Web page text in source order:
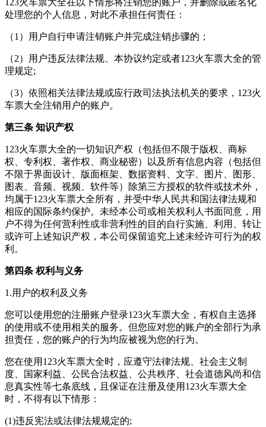
123火车票大全在以下情形将注销您的账户，并删除或匿名化
处理您的个人信息，对此不承担任何责任：
（1）用户自行申请注销账户并完成注销步骤的；
（2）用户违反法律法规、本协议约定或者123火车票大全的管
理规定;
（3）依照相关法律法规或应行政司法执法机关的要求，123火
车票大全注销用户的账户。
第三条 知识产权
123火车票大全的一切知识产权（包括但不限于版权、商标
权、专利权、著作权、商业秘密）以及所有信息内容（包括但
不限于界面设计、版面框架、数据资料、文字、图片、图形、
图表、音频、视频、软件等）除第三方授权的软件或技术外，
均属于123火车票大全所有，并受中华人民共和国法律法规和
相应的国际条约保护。未经本公司或相关权利人书面同意，用
户不得为任何营利性或非营利性的目的自行实施、利用、转让
或许可上述知识产权，本公司保留追究上述未经许可行为的权
利。
第四条 权利与义务
1.用户的权利及义务
您可以使用您的注册账户登录123火车票大全，有权自主选择
的使用或不使用相关的服务。但您应对您的账户的全部行为承
担责任，您的账户的行为均应被视为您的行为。
您在使用123火车票大全时，应遵守法律法规、社会主义制
度、国家利益、公民合法权益、公共秩序、社会道德风尚和信
息真实性等七条底线，且保证在注册及使用123火车票大全
时，不得有以下情形：
(1)违反宪法或法律法规规定的;